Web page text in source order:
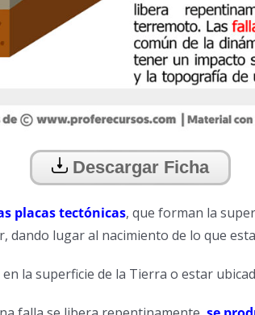
Descargar Ficha
placas tectónicas, que forman la
dando lugar al nacimiento de lo que
la superficie de la Tierra o estar